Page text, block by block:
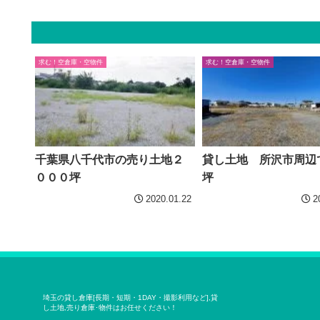
求む！空倉庫・空物件
千葉県八千代市の売り土地２
０００坪
2020.01.22
求む！空倉庫・空物件
貸し土地 所沢市周辺
坪
埼玉の貸し倉庫[長期・短期・1DAY・撮影利用など],貸
し土地,売り倉庫･物件はお任せください！